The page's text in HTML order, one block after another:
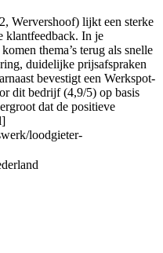
Wervershoof) lijkt een sterke
klantfeedback. In je
thema’s terug als snelle
duidelijke prijsafspraken
bevestigt een Werkspot-
dit bedrijf (4,9/5) op basis
dat de positieve
loodgieter-